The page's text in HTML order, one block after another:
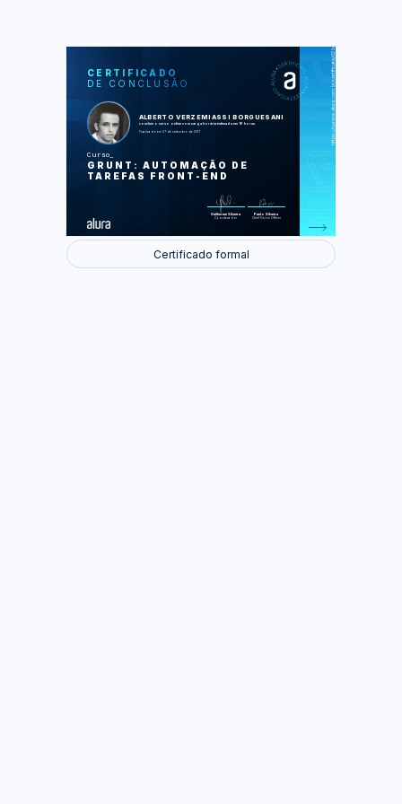
CERTIFICADO
DE CONCLUSÃO
ALBERTO VERZEMIASSI BORGUESANI
concluiu o curso online com carga horária estimada em 16 horas.
Finalizado em 07 de setembro de 2017
Curso
GRUNT: AUTOMAÇÃO DE
TAREFAS FRONT-END
Guilherme Silveira
Coordenador
Paulo Silveira
Chief Vision Officer
https://cursos.alura.com.br/certificate/d2b46b85-9d28-4e35-bec2-0239aca4b107
LAS
Introdução
Minificação e concatenação
Versionamento
Lidando com pré-processadores
Foram feitas 36 de 37 atividades.
Certificado formal